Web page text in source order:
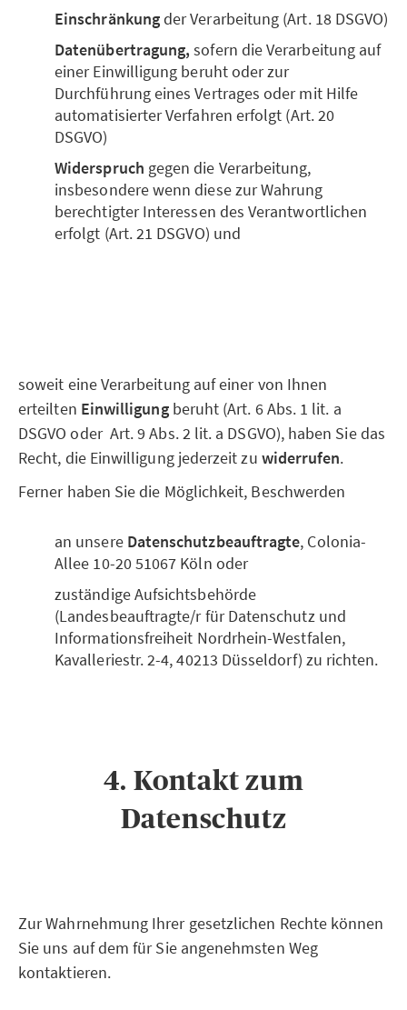
Einschränkungder Verarbeitung (Art. 18 DSGVO)
Datenübertragung,sofern die Verarbeitung auf
einer Einwilligung beruht oder zur
Durchführung eines Vertrages oder mit Hilfe
automatisierter Verfahren erfolgt (Art. 20
DSGVO)
Widerspruch gegen die Verarbeitung,
insbesondere wenn diese zur Wahrung
berechtigter Interessen des Verantwortlichen
erfolgt (Art. 21 DSGVO) und
soweit eine Verarbeitung auf einer von Ihnen
erteilten Einwilligungberuht (Art. 6 Abs. 1 lit. a
DSGVO oder Art. 9 Abs. 2 lit. a DSGVO), haben Sie das
Recht, die Einwilligung jederzeit zu widerrufen.
Ferner haben Sie die Möglichkeit, Beschwerden
an unsere Datenschutzbeauftragte, Colonia-
Allee 10-20 51067 Köln oder
zuständige Aufsichtsbehörde
(Landesbeauftragte/r für Datenschutz und
Informationsfreiheit Nordrhein-Westfalen,
Kavalleriestr. 2-4, 40213 Düsseldorf) zu richten.
4. Kontakt zum
Datenschutz
Zur Wahrnehmung Ihrer gesetzlichen Rechte können
Sie uns auf dem für Sie angenehmsten Weg
kontaktieren.